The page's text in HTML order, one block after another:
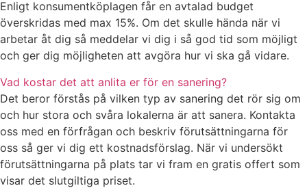
Enligt konsumentköplagen får en avtalad budget
överskridas med max 15%. Om det skulle hända när vi
arbetar åt dig så meddelar vi dig i så god tid som möjligt
och ger dig möjligheten att avgöra hur vi ska gå vidare.
Vad kostar det att anlita er för en sanering?
Det beror förstås på vilken typ av sanering det rör sig om
och hur stora och svåra lokalerna är att sanera. Kontakta
oss med en förfrågan och beskriv förutsättningarna för
oss så ger vi dig ett kostnadsförslag. När vi undersökt
förutsättningarna på plats tar vi fram en gratis offert som
visar det slutgiltiga priset.